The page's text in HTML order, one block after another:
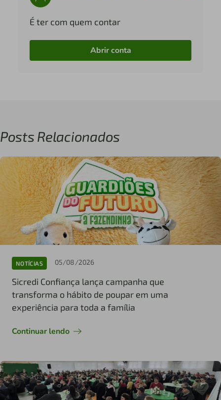
É ter com quem contar
Abrir conta
Posts Relacionados
NOTÍCIAS 05/08/2026
Sicredi Confiança lança campanha que
transforma o hábito de poupar em uma
experiência para toda a família
Continuar lendo